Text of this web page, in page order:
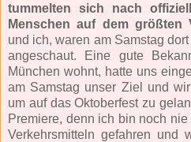
tummelten sich nach
Menschen auf dem größten
und ich, waren am Samstag
angeschaut. Eine gute
München wohnt, hatte uns
am Samstag unser Ziel und
um auf das Oktoberfest zu
Premiere, denn ich bin noch
Verkehrsmitteln gefahren